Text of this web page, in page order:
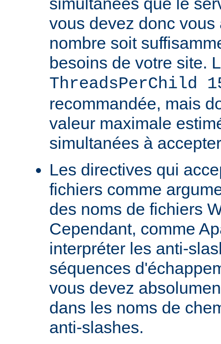
vous devez donc vous
nombre soit
besoins de votre site.
ThreadsPerChild
recommandée, mais
valeur maximale
simultanées à
Les directives qui
fichiers comme
des noms de fichiers
Cependant, comme
interpréter les anti-
séquences
vous devez
dans les noms de
anti-slashes.